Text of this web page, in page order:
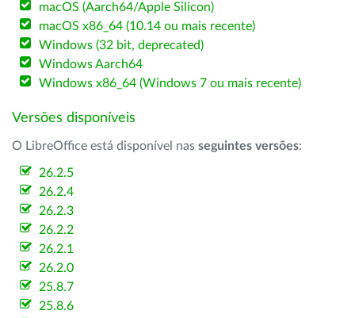
macOS (Aarch64/Apple Silicon)
macOS x86_64 (10.14 ou mais recente)
Windows (32 bit, deprecated)
Windows Aarch64
Windows x86_64 (Windows 7 ou mais recente)
Versões disponíveis
O LibreOffice está disponível nas seguintes versões:
26.2.5
26.2.4
26.2.3
26.2.2
26.2.1
26.2.0
25.8.7
25.8.6